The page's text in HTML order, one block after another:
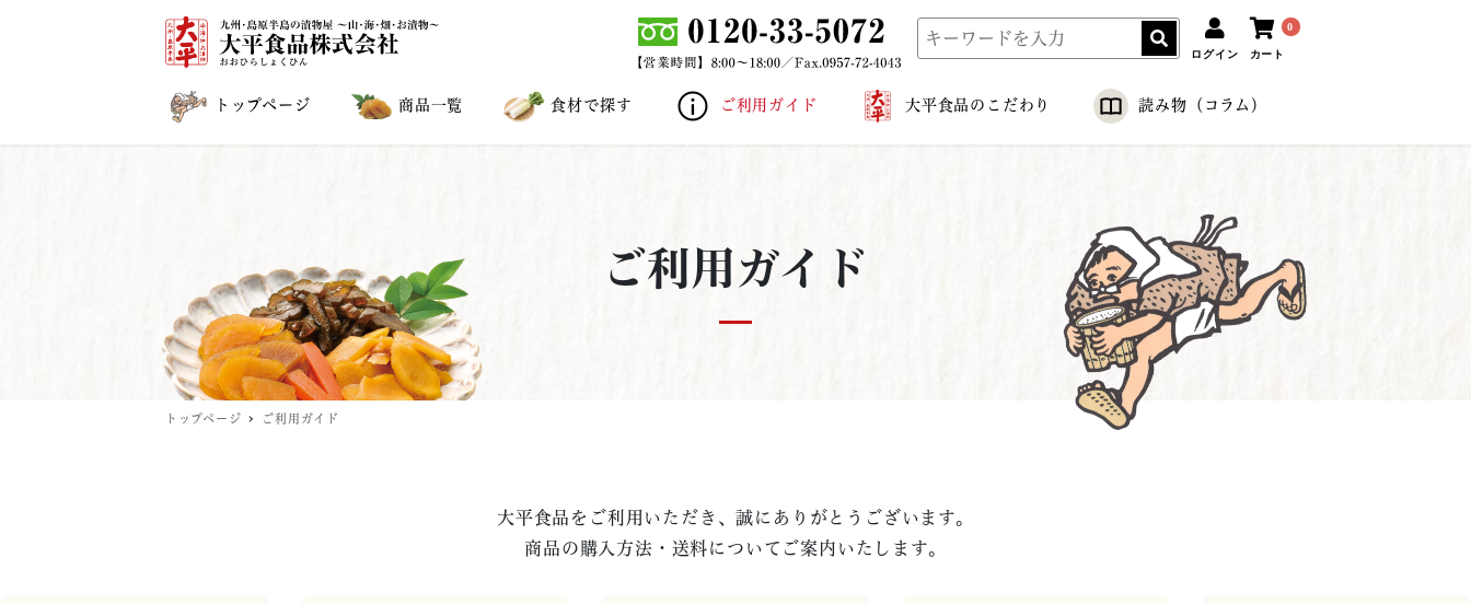
ログイン
0
カート
トップページ 商品一覧 食材で探す ご利用ガイド 大平食品のこだわり 読み物（コラム）
ご利用ガイド
トップページ ご利用ガイド
大平食品をご利用いただき、誠にありがとうございます。
商品の購入方法・送料についてご案内いたします。